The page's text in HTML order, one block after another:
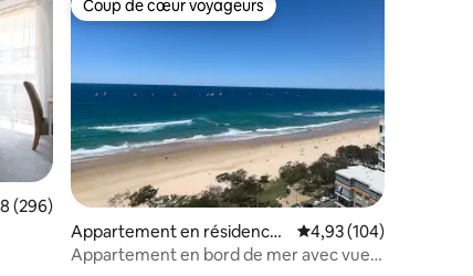
: 4,9 sur 5
moyenne sur la base de 296 commentaires : 4,8 sur 5
(296)
Coup de cœur voyageurs
Coup de cœur voyageurs
Appartement en résidence ⋅
Surfers Paradise
Évaluation moyenne
4,93 (104)
Appartement en bord de mer avec vue à